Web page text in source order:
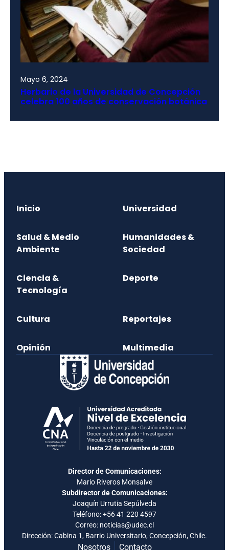
Mayo 6, 2024
Herbario de la Universidad de Concepción
celebra 100 años de conservación botánica
Inicio Universidad
Salud & Medio
Ambiente
Humanidades &
Sociedad
Ciencia &
Tecnología
Deporte
Cultura Reportajes
Opinión Multimedia
Director de Comunicaciones:
Mario Riveros Monsalve
Subdirector de Comunicaciones:
Joaquín Urrutia Sepúlveda
Teléfono:+56 41 220 4597
Correo: noticias@udec.cl
Dirección: Cabina 1, Barrio Universitario, Concepción, Chile.
Nosotros Contacto